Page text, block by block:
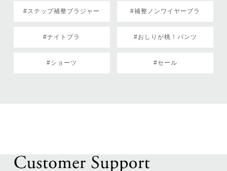
#ステップ補整ブラジャー #補整ノンワイヤーブラ
#ナイトブラ #おしりが桃！パンツ
#ショーツ #セール